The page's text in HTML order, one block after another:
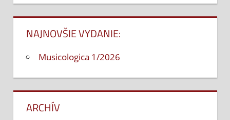
článku
NAJNOVŠIE VYDANIE:
Musicologica 1/2026
ARCHÍV